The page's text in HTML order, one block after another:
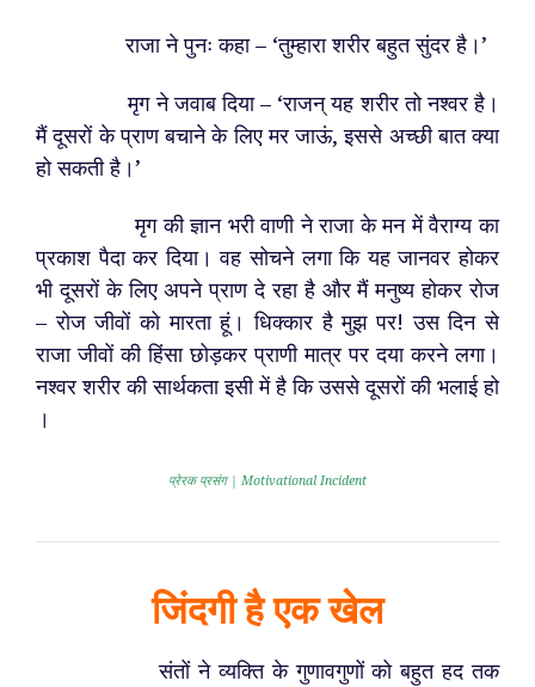
राजा ने पुनः कहा – ‘तुम्हारा शरीर बहुत सुंदर है।’
मृग ने जवाब दिया – ‘राजन् यह शरीर तो नश्वर है।
मैं दूसरों के प्राण बचाने के लिए मर जाऊं, इससे अच्छी बात क्या
हो सकती है।’
मृग की ज्ञान भरी वाणी ने राजा के मन में वैराग्य का
प्रकाश पैदा कर दिया। वह सोचने लगा कि यह जानवर होकर
भी दूसरों के लिए अपने प्राण दे रहा है और मैं मनुष्य होकर रोज
– रोज जीवों को मारता हूं। धिक्कार है मुझ पर! उस दिन से
राजा जीवों की हिंसा छोड़कर प्राणी मात्र पर दया करने लगा।
नश्वर शरीर की सार्थकता इसी में है कि उससे दूसरों की भलाई हो
।
प्रेरक प्रसंग | Motivational Incident
जिंदगी है एक खेल
संतों ने व्यक्ति के गुणावगुणों को बहुत हद तक